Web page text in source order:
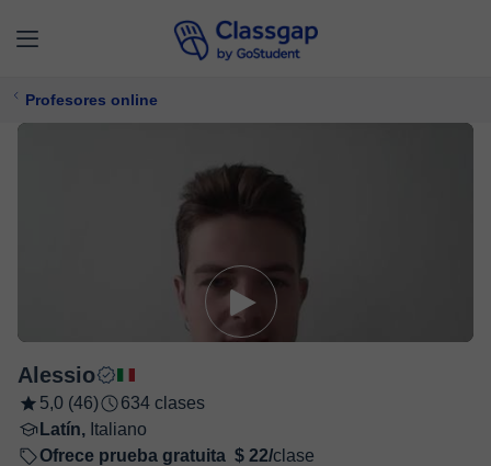
Profesores online
Alessio
5,0 (46)
634 clases
Latín, Italiano
Ofrece prueba gratuita $ 22/clase